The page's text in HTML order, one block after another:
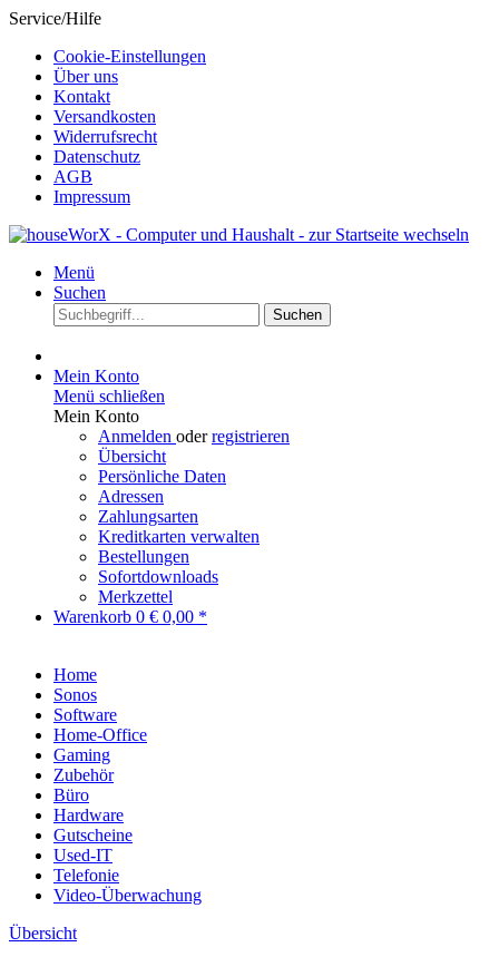
Service/Hilfe
Cookie-Einstellungen
Über uns
Kontakt
Versandkosten
Widerrufsrecht
Datenschutz
AGB
Impressum
Menü
Suchen
Suchen
Mein Konto
Menü schließen
Mein Konto
Anmelden oderregistrieren
Übersicht
Persönliche Daten
Adressen
Zahlungsarten
Kreditkarten verwalten
Bestellungen
Sofortdownloads
Merkzettel
Warenkorb 0 € 0,00 *
Home
Sonos
Software
Home-Office
Gaming
Zubehör
Büro
Hardware
Gutscheine
Used-IT
Telefonie
Video-Überwachung
Übersicht